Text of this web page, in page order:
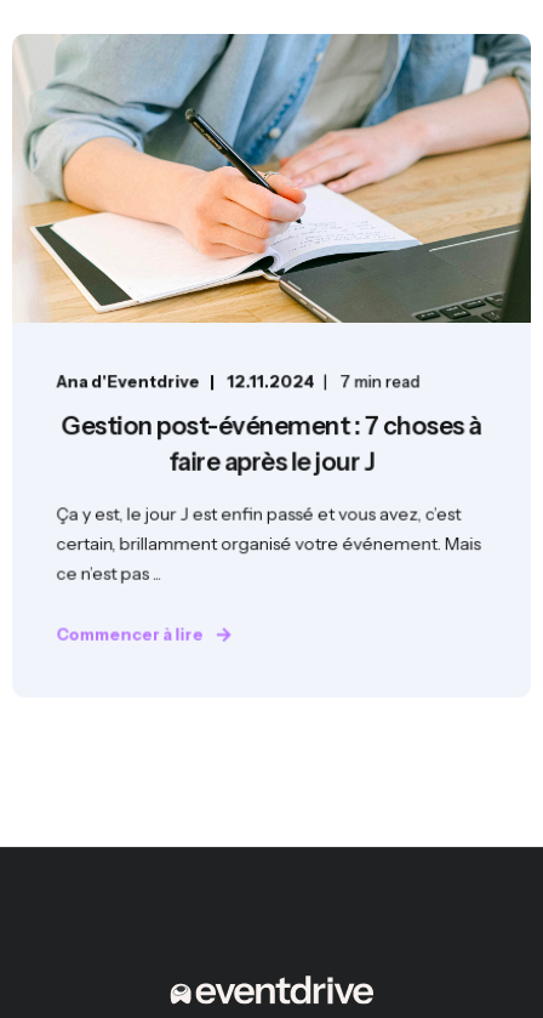
Ana d'Eventdrive 12.11.2024 7 min read
Gestion post-événement : 7 choses à
faire après le jour J
Ça y est, le jour J est enfin passé et vous avez, c’est
certain, brillamment organisé votre événement. Mais
ce n’est pas ...
Commencer à lire